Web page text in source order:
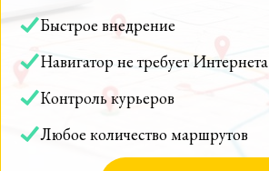
Быстрое внедрение
Навигатор не требует Интернета
Контроль курьеров
Любое количество маршрутов